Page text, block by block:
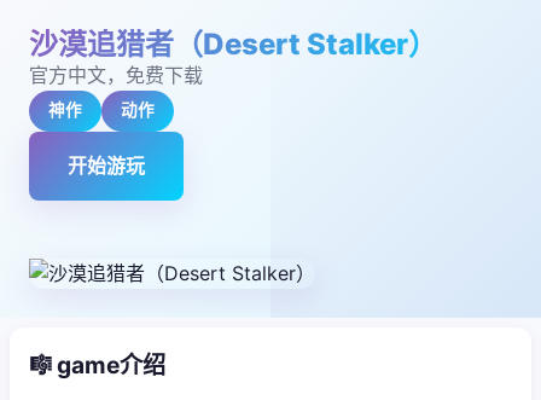
沙漠追猎者（Desert Stalker）
官方中文，免费下载
神作 动作
开始游玩
🎼 game介绍